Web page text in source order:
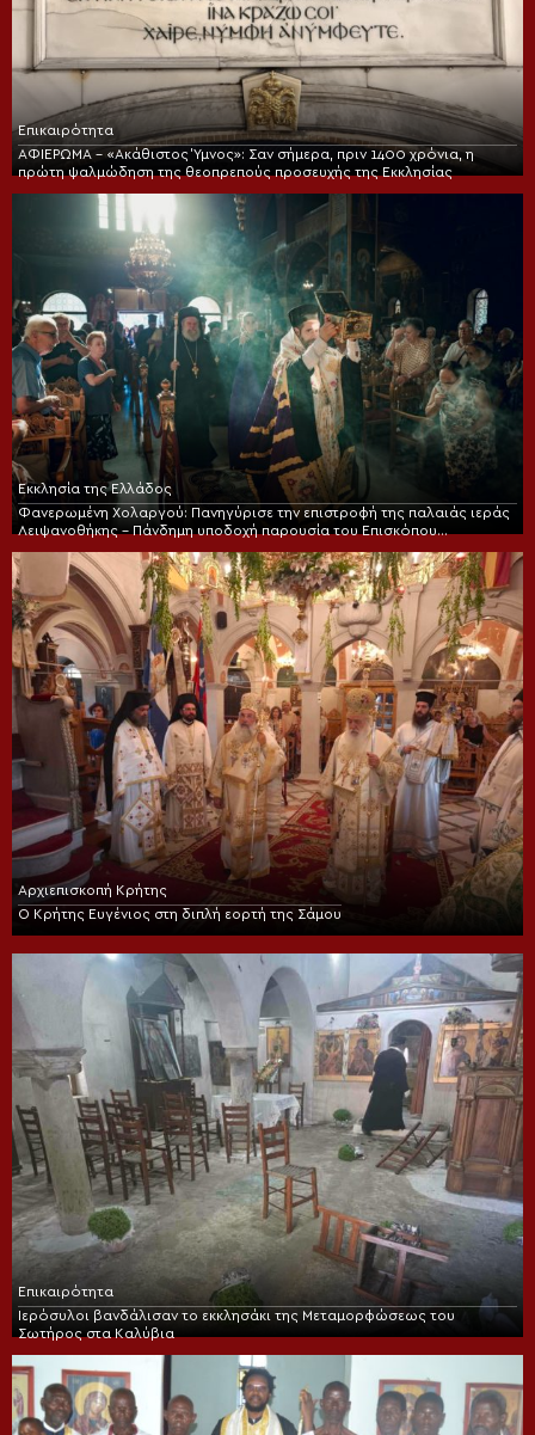
Επικαιρότητα
ΑΦΙΕΡΩΜΑ – «Ακάθιστος Ύμνος»: Σαν σήμερα, πριν 1400 χρόνια, η
πρώτη ψαλμώδηση της θεοπρεπούς προσευχής της Εκκλησίας
Εκκλησία της Ελλάδος
Φανερωμένη Χολαργού: Πανηγύρισε την επιστροφή της παλαιάς ιεράς
Λειψανοθήκης – Πάνδημη υποδοχή παρουσία του Επισκόπου
Αρχιεπισκοπή Κρήτης
Ο Κρήτης Ευγένιος στη διπλή εορτή της Σάμου
Επικαιρότητα
Ιερόσυλοι βανδάλισαν το εκκλησάκι της Μεταμορφώσεως του
Σωτήρος στα Καλύβια